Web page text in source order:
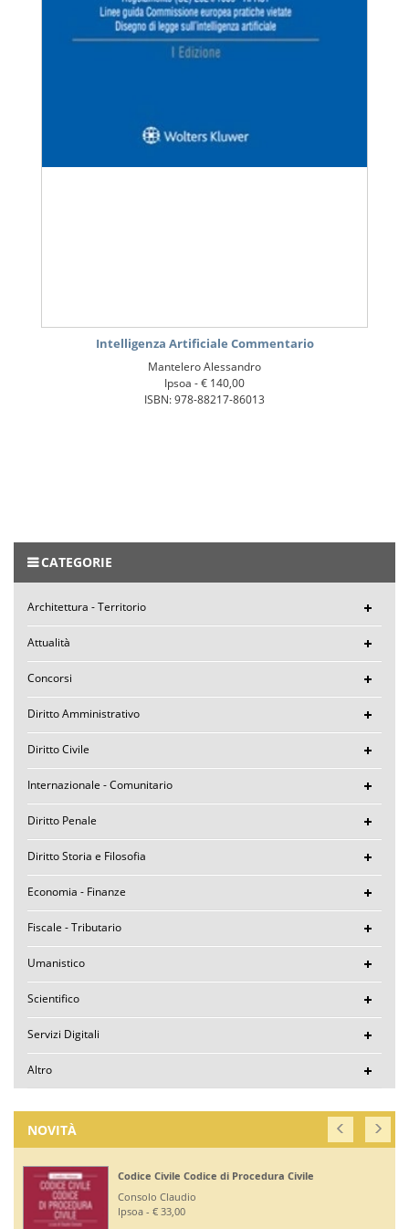
Intelligenza Artificiale Commentario
Mantelero Alessandro
Ipsoa -€ 140,00
ISBN: 978-88217-86013
CATEGORIE
Architettura - Territorio
Attualità
Concorsi
Diritto Amministrativo
Diritto Civile
Internazionale - Comunitario
Diritto Penale
Diritto Storia e Filosofia
Economia - Finanze
Fiscale - Tributario
Umanistico
Scientifico
Servizi Digitali
Altro
NOVITÀ
Codice Civile Codice di Procedura Civile
Consolo Claudio
Ipsoa - € 33,00